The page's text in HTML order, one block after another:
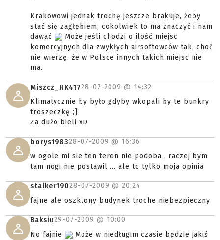
Krakowowi jednak trochę jeszcze brakuje, żeby
stać się zagłębiem, cokolwiek to ma znaczyć i nam
dawać
Może jeśli chodzi o ilość miejsc
komercyjnych dla zwykłych airsoftowców tak, choć
nie wierzę, że w Polsce innych takich miejsc nie
ma.
Miszcz_HK41728-07-2009 @ 14:32
Klimatycznie by było gdyby wkopali by te bunkry
troszeczkę ;]
Za dużo bieli xD
borys198328-07-2009 @ 16:36
w ogole mi sie ten teren nie podoba , raczej bym
tam nogi nie postawil ... ale to tylko moja opinia
stalker19028-07-2009 @ 20:24
fajne ale oszklony budynek troche niebezpieczny
Baksiu29-07-2009 @ 10:00
No fajnie
Może w niedługim czasie będzie jakiś